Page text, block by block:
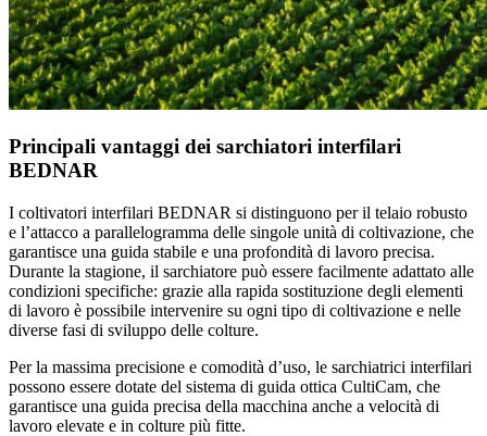
Principali vantaggi dei sarchiatori interfilari
BEDNAR
I coltivatori interfilari BEDNAR si distinguono per il telaio robusto
e l’attacco a parallelogramma delle singole unità di coltivazione, che
garantisce una guida stabile e una profondità di lavoro precisa.
Durante la stagione, il sarchiatore può essere facilmente adattato alle
condizioni specifiche: grazie alla rapida sostituzione degli elementi
di lavoro è possibile intervenire su ogni tipo di coltivazione e nelle
diverse fasi di sviluppo delle colture.
Per la massima precisione e comodità d’uso, le sarchiatrici interfilari
possono essere dotate del sistema di guida ottica CultiCam, che
garantisce una guida precisa della macchina anche a velocità di
lavoro elevate e in colture più fitte.